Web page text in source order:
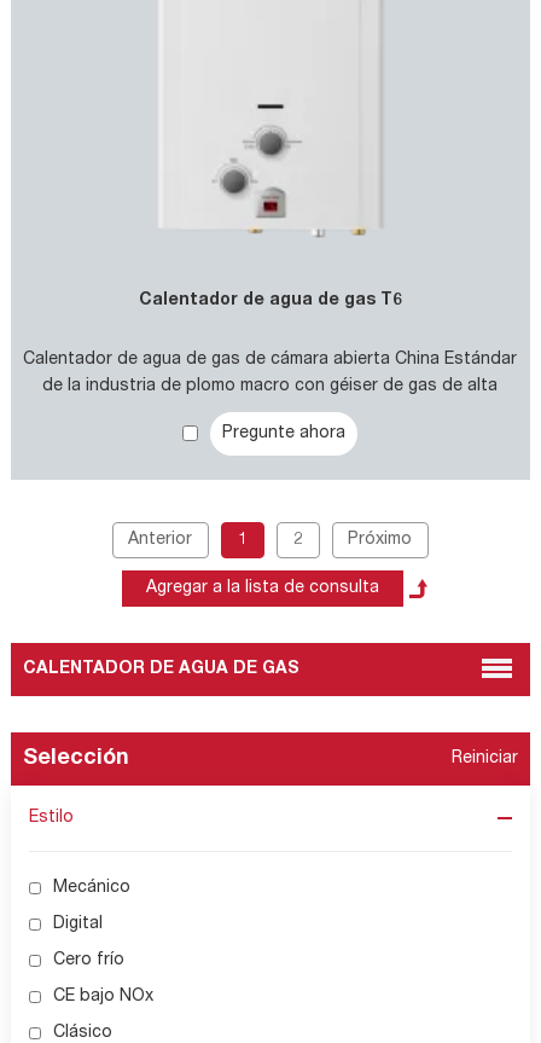
Calentador de agua de gas T6
Calentador de agua de gas de cámara abierta China Estándar
de la industria de plomo macro con géiser de gas de alta
calidad para OEM 8L 10L 12L
Pregunte ahora
Anterior 1 2 Próximo
CALENTADOR DE AGUA DE GAS
Selección Reiniciar
Estilo
Mecánico
Digital
Cero frío
CE bajo NOx
Clásico